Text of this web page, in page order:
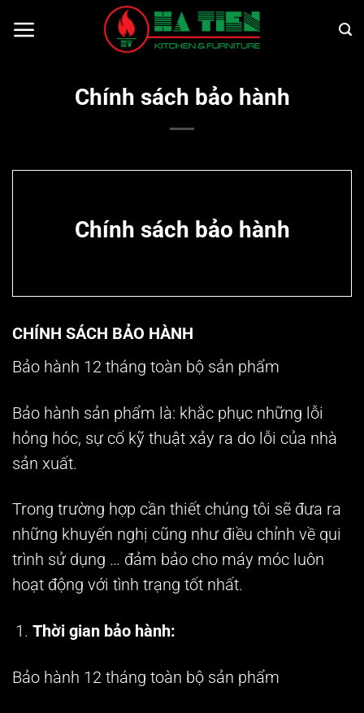
qua
Chính sách bảo hành
Chính sách bảo hành
CHÍNH SÁCH BẢO HÀNH
Bảo hành 12 tháng toàn bộ sản phẩm
Bảo hành sản phẩm là: khắc phục những lỗi
hỏng hóc, sự cố kỹ thuật xảy ra do lỗi của nhà
sản xuất.
Trong trường hợp cần thiết chúng tôi sẽ đưa ra
những khuyến nghị cũng như điều chỉnh về qui
trình sử dụng … đảm bảo cho máy móc luôn
hoạt động với tình trạng tốt nhất.
Thời gian bảo hành:
Bảo hành 12 tháng toàn bộ sản phẩm